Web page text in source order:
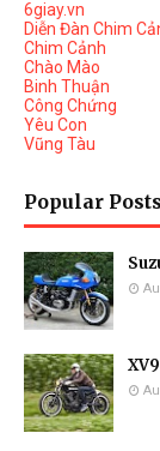
6giay.vn
Diễn Đàn Chim
Chim Cảnh
Chào Mào
Binh Thuận
Công Chứng
Yêu Con
Vũng Tàu
Popular Posts